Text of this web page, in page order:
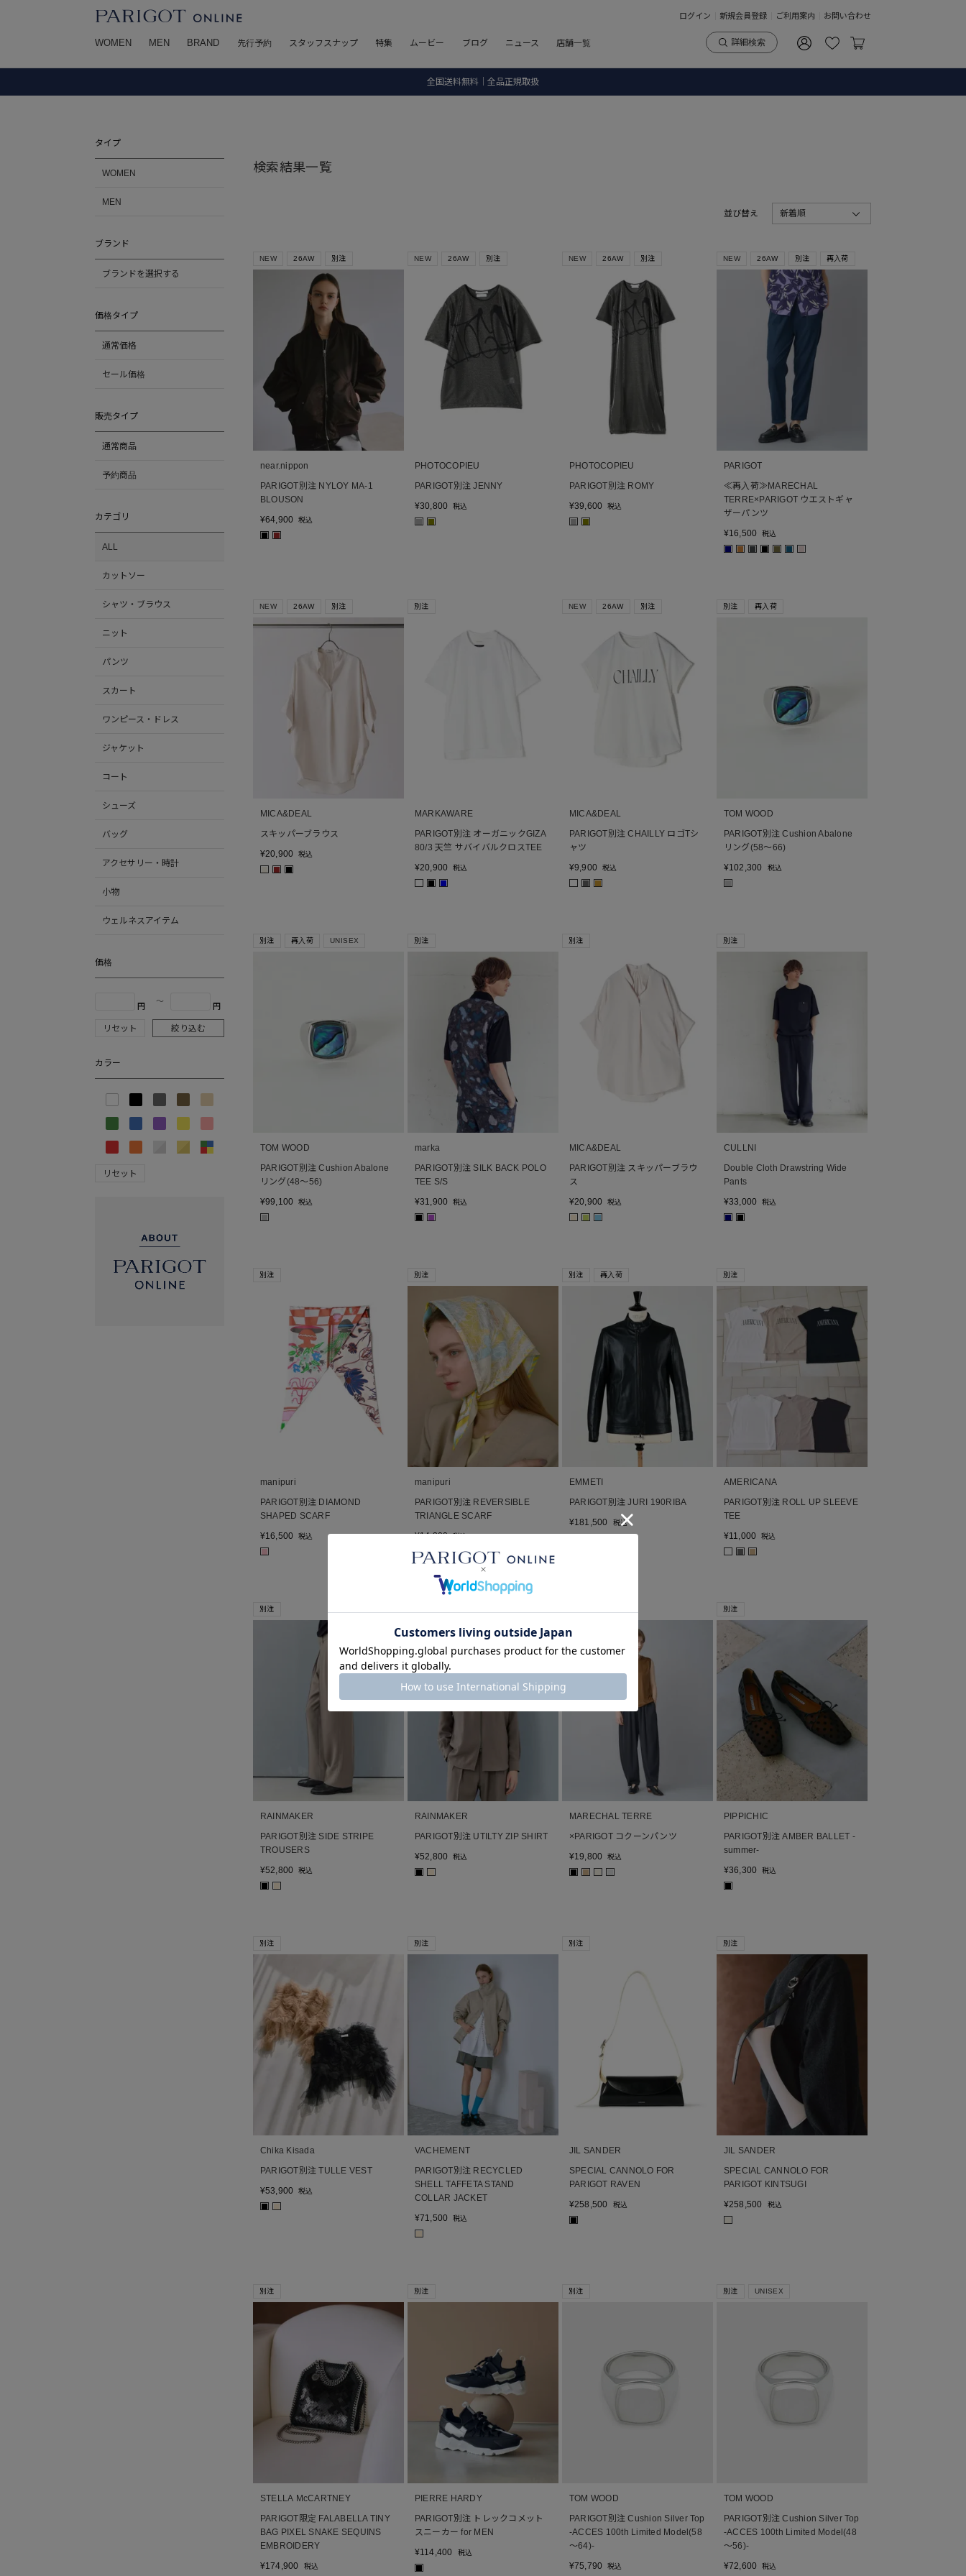
ログイン 新規会員登録 ご利用案内 お問い合わせ
WOMEN MEN BRAND 先行予約 スタッフスナップ 特集 ムービー ブログ ニュース 店舗一覧 詳細検索
全国送料無料｜全品正規取扱
タイプ
WOMEN
MEN
ブランド
ブランドを選択する
価格タイプ
通常価格
セール価格
販売タイプ
通常商品
予約商品
カテゴリ
ALL
カットソー
シャツ・ブラウス
ニット
パンツ
スカート
ワンピース・ドレス
ジャケット
コート
シューズ
バッグ
アクセサリー・時計
小物
ウェルネスアイテム
価格
円
〜
円
リセット 絞り込む
カラー
リセット
検索結果一覧
並び替え 新着順
NEW 26AW 別注
near.nippon
PARIGOT別注 NYLOY MA-1
BLOUSON
¥64,900 税込
■ ■
NEW 26AW 別注
PHOTOCOPIEU
PARIGOT別注 JENNY
¥30,800 税込
■ ■
NEW 26AW 別注
PHOTOCOPIEU
PARIGOT別注 ROMY
¥39,600 税込
■ ■
NEW 26AW 別注 再入荷
PARIGOT
≪再入荷≫MARECHAL
TERRE×PARIGOT ウエストギャ
ザーパンツ
¥16,500 税込
■ ■ ■ ■ ■ ■
NEW 26AW 別注
MICA&DEAL
スキッパーブラウス
¥20,900 税込
■ ■
別注
MARKAWARE
PARIGOT別注 オーガニックGIZA
80/3 天竺 サバイバルクロスTEE
¥20,900 税込
■ ■
NEW 26AW 別注
MICA&DEAL
PARIGOT別注 CHAILLY ロゴTシ
ャツ
¥9,900 税込
■ ■
別注 再入荷
TOM WOOD
PARIGOT別注 Cushion Abalone
リング(58～66)
¥102,300 税込
■
別注 再入荷 UNISEX
TOM WOOD
PARIGOT別注 Cushion Abalone
リング(48～56)
¥99,100 税込
■
別注
marka
PARIGOT別注 SILK BACK POLO
TEE S/S
¥31,900 税込
■ ■
別注
MICA&DEAL
PARIGOT別注 スキッパーブラウ
ス
¥20,900 税込
■ ■
別注
CULLNI
Double Cloth Drawstring Wide
Pants
¥33,000 税込
■ ■
別注
manipuri
PARIGOT別注 DIAMOND
SHAPED SCARF
¥16,500 税込
■
別注
manipuri
PARIGOT別注 REVERSIBLE
TRIANGLE SCARF
¥14,300 税込
■
別注 再入荷
EMMETI
PARIGOT別注 JURI 190RIBA
¥181,500 税込
別注
AMERICANA
PARIGOT別注 ROLL UP SLEEVE
TEE
¥11,000 税込
■ ■
別注
RAINMAKER
PARIGOT別注 SIDE STRIPE
TROUSERS
¥52,800 税込
■
RAINMAKER
PARIGOT別注 UTILTY ZIP SHIRT
¥52,800 税込
■
MARECHAL TERRE
×PARIGOT コクーンパンツ
¥19,800 税込
■ ■
別注
PIPPICHIC
PARIGOT別注 AMBER BALLET -
summer-
¥36,300 税込
■
別注
Chika Kisada
PARIGOT別注 TULLE VEST
¥53,900 税込
■
別注
VACHEMENT
PARIGOT別注 RECYCLED
SHELL TAFFETA STAND
COLLAR JACKET
¥71,500 税込
別注
JIL SANDER
SPECIAL CANNOLO FOR
PARIGOT RAVEN
¥258,500 税込
■
別注
JIL SANDER
SPECIAL CANNOLO FOR
PARIGOT KINTSUGI
¥258,500 税込
別注
STELLA McCARTNEY
PARIGOT限定 FALABELLA TINY
BAG PIXEL SNAKE SEQUINS
EMBROIDERY
¥174,900 税込
別注
PIERRE HARDY
PARIGOT別注 トレックコメット
スニーカー for MEN
¥114,400 税込
■
別注
TOM WOOD
PARIGOT別注 Cushion Silver Top
-ACCES 100th Limited Model(58
～64)-
¥75,790 税込
別注 UNISEX
TOM WOOD
PARIGOT別注 Cushion Silver Top
-ACCES 100th Limited Model(48
～56)-
¥72,600 税込